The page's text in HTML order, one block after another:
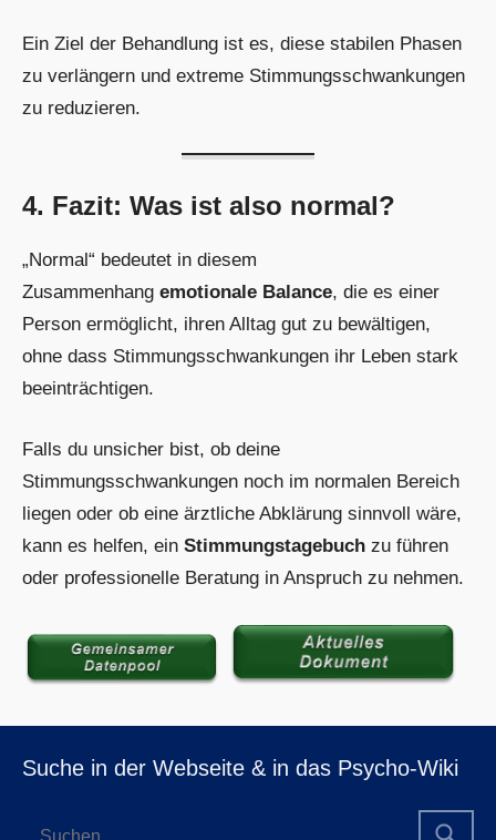
Ein Ziel der Behandlung ist es, diese stabilen Phasen
zu verlängern und extreme Stimmungsschwankungen
zu reduzieren.
4. Fazit: Was ist also normal?
„Normal“ bedeutet in diesem
Zusammenhang emotionale Balance, die es einer
Person ermöglicht, ihren Alltag gut zu bewältigen,
ohne dass Stimmungsschwankungen ihr Leben stark
beeinträchtigen.
Falls du unsicher bist, ob deine
Stimmungsschwankungen noch im normalen Bereich
liegen oder ob eine ärztliche Abklärung sinnvoll wäre,
kann es helfen, ein Stimmungstagebuch zu führen
oder professionelle Beratung in Anspruch zu nehmen.
Suche in der Webseite & in das Psycho-Wiki